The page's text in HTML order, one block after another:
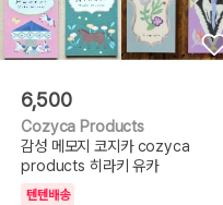
6,500
Cozyca Products
감성 메모지 코지카 cozyca
products 히라키 유카
텐텐배송